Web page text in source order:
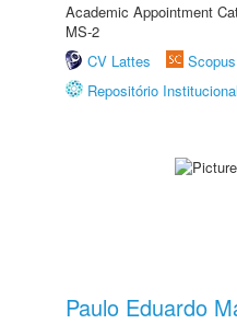
Academic Appointment
MS-2
CV Lattes
Scopus
Repositório
Paulo Eduardo